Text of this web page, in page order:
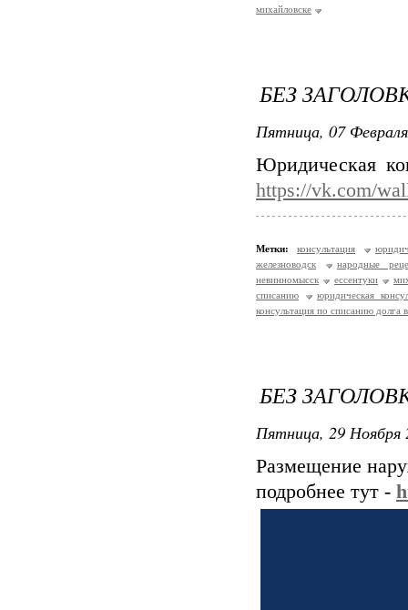
михайловске
БЕЗ
Пятница, 07
Юридическая
https://vk.com/
Метки: консультация
железноводск
народные
невинномысск
ессентуки
списанию
юридическая
консультация по списанию долга
БЕЗ
Пятница, 29 Ноября
Размещение
подробнее тут -